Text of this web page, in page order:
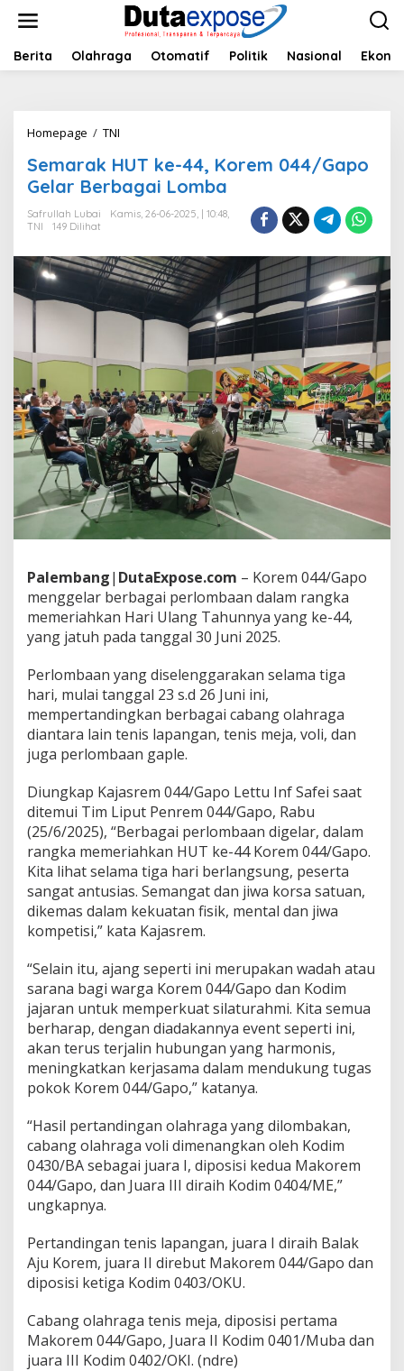
t
Berita Olahraga Otomatif Politik Nasional
Homepage / TNI
m
a
r
a
U
T
e
,
K
o
r
e
m
0
4
4
G
p
o
G
e
l
r
B
e
r
b
a
i
L
o
m
a
Semarak HUT ke-44, Korem 044/Gapo
Gelar Berbagai Lomba
Safrullah Lubai
Kamis, 26-06-2025, | 10:48,
TNI
149 Dilihat
Palembang| DutaExpose.com – Korem 044/Gapo
menggelar berbagai perlombaan dalam rangka
memeriahkan Hari Ulang Tahunnya yang ke-44,
yang jatuh pada tanggal 30 Juni 2025.
Perlombaan yang diselenggarakan selama tiga
hari, mulai tanggal 23 s.d 26 Juni ini,
mempertandingkan berbagai cabang olahraga
diantara lain tenis lapangan, tenis meja, voli, dan
juga perlombaan gaple.
Diungkap Kajasrem 044/Gapo Lettu Inf Safei saat
ditemui Tim Liput Penrem 044/Gapo, Rabu
(25/6/2025), “Berbagai perlombaan digelar, dalam
rangka memeriahkan HUT ke-44 Korem 044/Gapo.
Kita lihat selama tiga hari berlangsung, peserta
sangat antusias. Semangat dan jiwa korsa satuan,
dikemas dalam kekuatan fisik, mental dan jiwa
kompetisi,” kata Kajasrem.
“Selain itu, ajang seperti ini merupakan wadah atau
sarana bagi warga Korem 044/Gapo dan Kodim
jajaran untuk memperkuat silaturahmi. Kita semua
berharap, dengan diadakannya event seperti ini,
akan terus terjalin hubungan yang harmonis,
meningkatkan kerjasama dalam mendukung tugas
pokok Korem 044/Gapo,” katanya.
“Hasil pertandingan olahraga yang dilombakan,
cabang olahraga voli dimenangkan oleh Kodim
0430/BA sebagai juara I, diposisi kedua Makorem
044/Gapo, dan Juara III diraih Kodim 0404/ME,”
ungkapnya.
Pertandingan tenis lapangan, juara I diraih Balak
Aju Korem, juara II direbut Makorem 044/Gapo dan
diposisi ketiga Kodim 0403/OKU.
Cabang olahraga tenis meja, diposisi pertama
Makorem 044/Gapo, Juara II Kodim 0401/Muba dan
juara III Kodim 0402/OKI. (ndre)